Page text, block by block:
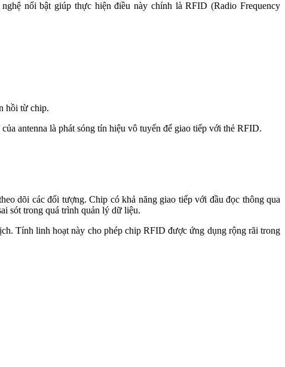
nổi bật giúp thực hiện điều này chính là RFID (Radio Frequency
hồi từ chip.
antenna là phát sóng tín hiệu vô tuyến để giao tiếp với thẻ RFID.
dõi các đối tượng. Chip có khả năng giao tiếp với đầu đọc thông qua
sót trong quá trình quản lý dữ liệu.
Tính linh hoạt này cho phép chip RFID được ứng dụng rộng rãi trong